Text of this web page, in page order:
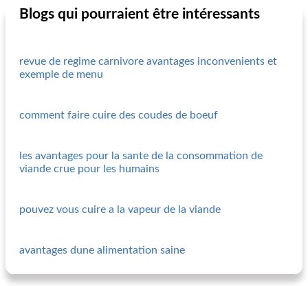
Blogs qui pourraient être intéressants
revue de regime carnivore avantages inconvenients et
exemple de menu
comment faire cuire des coudes de boeuf
les avantages pour la sante de la consommation de
viande crue pour les humains
pouvez vous cuire a la vapeur de la viande
avantages dune alimentation saine